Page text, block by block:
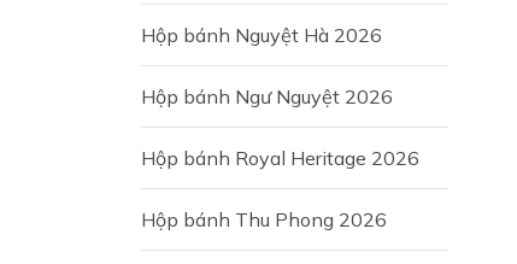
Hộp bánh Nguyệt Hà 2026
Hộp bánh Ngư Nguyệt 2026
Hộp bánh Royal Heritage 2026
Hộp bánh Thu Phong 2026